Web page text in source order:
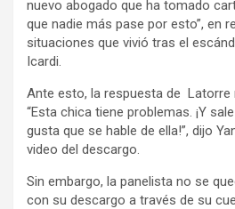
nuevo abogado que ha tomado
que nadie más pase por esto”, en
situaciones que vivió tras el
Icardi.
Ante esto, la respuesta de Latorre
“Esta chica tiene problemas. ¡Y
gusta que se hable de ella!”, dijo
video del descargo.
Sin embargo, la panelista no se
con su descargo a través de su